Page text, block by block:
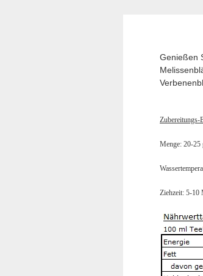
Genießen
Zubereitungs-
Menge: 20-25
Ziehzeit: 5-10